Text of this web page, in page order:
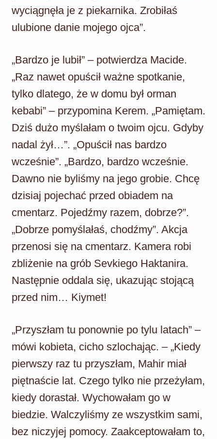
wyciągnęła je z piekarnika. Zrobiłaś
ulubione danie mojego ojca”.
„Bardzo je lubił” – potwierdza Macide.
„Raz nawet opuścił ważne spotkanie,
tylko dlatego, że w domu był orman
kebabi” – przypomina Kerem. „Pamiętam.
Dziś dużo myślałam o twoim ojcu. Gdyby
nadal żył…”. „Opuścił nas bardzo
wcześnie”. „Bardzo, bardzo wcześnie.
Dawno nie byliśmy na jego grobie. Chcę
dzisiaj pojechać przed obiadem na
cmentarz. Pojedźmy razem, dobrze?”.
„Dobrze pomyślałaś, chodźmy”. Akcja
przenosi się na cmentarz. Kamera robi
zbliżenie na grób Sevkiego Haktanira.
Następnie oddala się, ukazując stojącą
przed nim… Kiymet!
„Przyszłam tu ponownie po tylu latach” –
mówi kobieta, cicho szlochając. – „Kiedy
pierwszy raz tu przyszłam, Mahir miał
piętnaście lat. Czego tylko nie przeżyłam,
kiedy dorastał. Wychowałam go w
biedzie. Walczyliśmy ze wszystkim sami,
bez niczyjej pomocy. Zaakceptowałam to,